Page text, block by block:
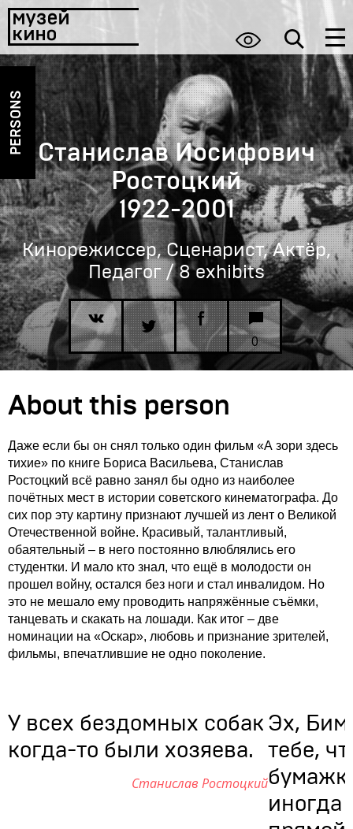
PERSONS
0
Станислав Иосифович
Ростоцкий
1922-2001
Кинорежиссер, Сценарист, Актёр,
Педагог / 8 exhibits
About this person
Даже если бы он снял только один фильм «А зори здесь
тихие» по книге Бориса Васильева, Станислав
Ростоцкий всё равно занял бы одно из наиболее
почётных мест в истории советского кинематографа. До
сих пор эту картину признают лучшей из лент о Великой
Отечественной войне. Красивый, талантливый,
обаятельный – в него постоянно влюблялись его
студентки. И мало кто знал, что ещё в молодости он
прошел войну, остался без ноги и стал инвалидом. Но
это не мешало ему проводить напряжённые съёмки,
танцевать и скакать на лошади. Как итог – две
номинации на «Оскар», любовь и признание зрителей,
фильмы, впечатлившие не одно поколение.
У всех бездомных собак
когда-то были хозяева.
Станислав Ростоцкий
Эх,
тебе,
иногда